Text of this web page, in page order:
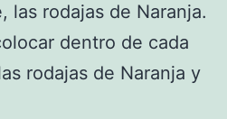
las rodajas de Naranja.
dentro de cada
rodajas de Naranja y